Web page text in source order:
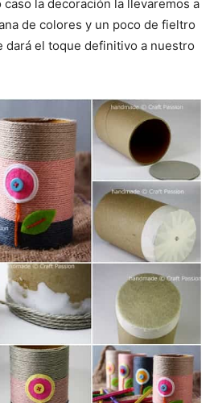
la decoración la llevaremos a
de colores y un poco de fieltro
dará el toque definitivo a nuestro